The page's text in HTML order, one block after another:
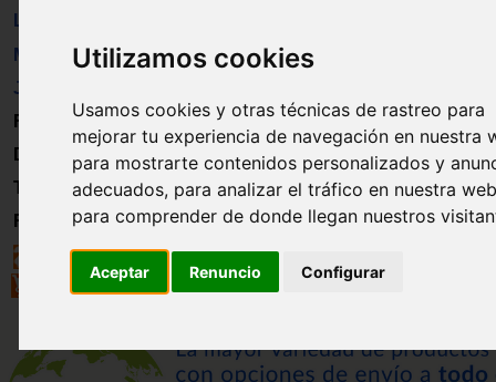
Utilizamos cookies
Usamos cookies y otras técnicas de rastreo para
mejorar tu experiencia de navegación en nuestra
para mostrarte contenidos personalizados y
adecuados, para analizar el tráfico en nuestra
para comprender de donde llegan nuestros
Aceptar Renuncio Configurar
Libros
Material
Juguetes
Formación
Directorio
Trabajo
Registro